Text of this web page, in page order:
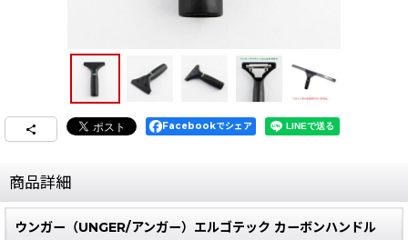
Facebookでシェア
商品詳細
ウンガー（UNGER/アンガー）エルゴテック カーボンハンドル